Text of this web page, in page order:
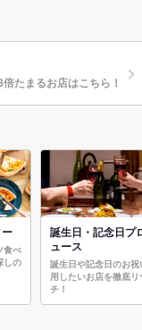
たまるお店はこちら！
食べ
しの
誕生日・記念日プ
ュース
誕生日や記念日のお祝
用したいお店を徹底リ
チ！